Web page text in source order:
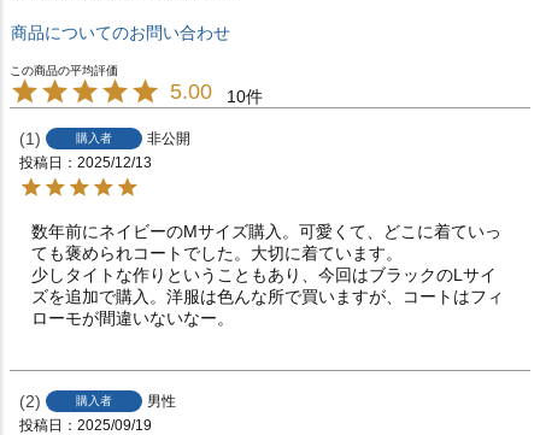
商品についてのお問い合わせ
5.00 10
1 購入者
非公開
投稿日
2025/12/13
数年前にネイビーのMサイズ購入。可愛くて、どこに着ていっ
ても褒められコートでした。大切に着ています。
少しタイトな作りということもあり、今回はブラックのLサイ
ズを追加で購入。洋服は色んな所で買いますが、コートはフィ
ローモが間違いないなー。
2 購入者
男性
投稿日
2025/09/19